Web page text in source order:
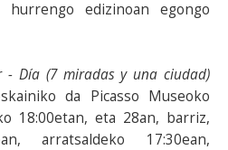
hurrengo edizinoan egongo
- Día (7 miradas y una ciudad)
da Picasso Museoko
18:00etan, eta 28an, barriz,
arratsaldeko 17:30ean,